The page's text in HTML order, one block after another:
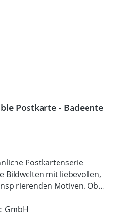
Postkarte - Badeente
Postkartenserie
Bildwelten mit liebevollen,
Motiven. Ob
ganz eigene kleine
GmbH